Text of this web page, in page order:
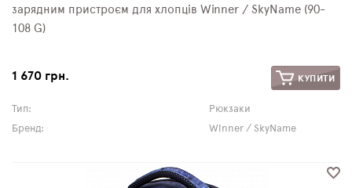
зарядним пристроєм для хлопців Winner / SkyName (90-
108 G)
1 670 грн. КУПИТИ
Тип:
Рюкзаки
Бренд:
Winner / SkyName